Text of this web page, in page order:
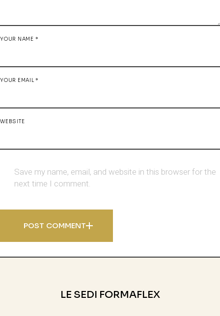
YOUR NAME *
YOUR EMAIL *
WEBSITE
Save my name, email, and website in this browser for the
next time I comment.
POST COMMENT
LE SEDI FORMAFLEX